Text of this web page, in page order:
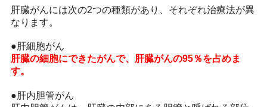
肝臓がんには次の2つの種類があり、それぞれ治療法が異
なります。
●肝細胞がん
肝臓の細胞にできたがんで、肝臓がんの95％を占めま
す。
●肝内胆管がん